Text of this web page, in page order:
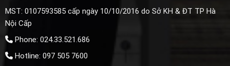
MST: 0107593585 cấp ngày 10/10/2016 do Sở KH & ĐT TP Hà
Nội Cấp
Phone: 024.33.521.686
Hotline: 097 505 7600